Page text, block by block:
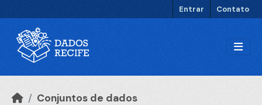
Entrar Contato
Conjuntos de dados